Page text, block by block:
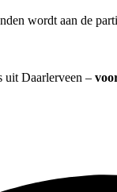
wordt aan de
uit Daarlerveen –